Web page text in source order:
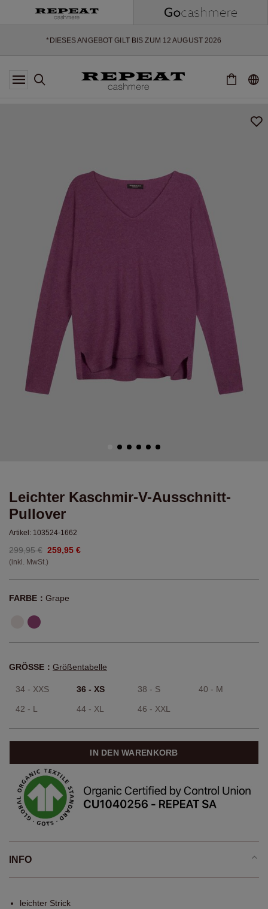
*DIESES ANGEBOT GILT BIS ZUM 12 AUGUST 2026
*GILT NICHT FÜR LIMITED EDITION
*AUSNAHMEN SIND MÖGLICH
Leichter Kaschmir-V-Ausschnitt-
Pullover
Artikel: 103524-1662
299,95 € 259,95 €
(inkl. MwSt.)
FARBE： Grape
GRÖSSE： Größentabelle
34 - XXS 36 - XS 38 - S 40 - M
42 - L 44 - XL 46 - XXL
IN DEN WARENKORB
INFO
leichter Strick